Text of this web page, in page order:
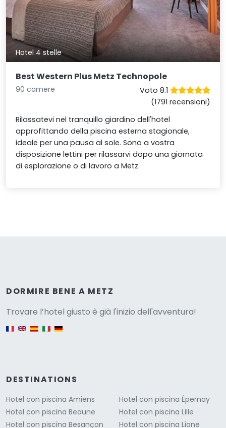
Hotel 4 stelle
Best Western Plus Metz Technopole
90 camere
Voto 8.1
(1791 recensioni)
Rilassatevi nel tranquillo giardino dell'hotel
approfittando della piscina esterna stagionale,
ideale per una pausa al sole. Sono a vostra
disposizione lettini per rilassarvi dopo una giornata
di esplorazione o di lavoro a Metz.
DORMIRE BENE A METZ
Trovare l’hotel giusto è già l'inizio dell'avventura!
DESTINATIONS
Hotel con piscina Amiens
Hotel con piscina Beaune
Hotel con piscina Besançon
Hotel con piscina Épernay
Hotel con piscina Lille
Hotel con piscina Lione